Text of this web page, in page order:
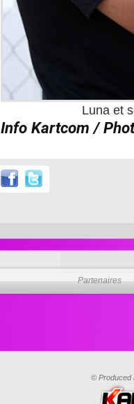
Luna et
Info Kartcom /
Partenaires
© Produced